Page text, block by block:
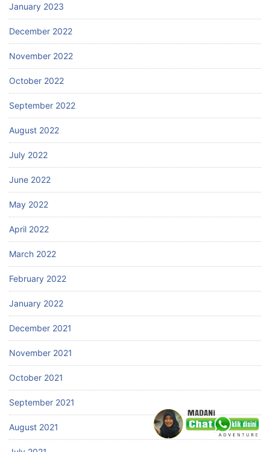
January 2023
December 2022
November 2022
October 2022
September 2022
August 2022
July 2022
June 2022
May 2022
April 2022
March 2022
February 2022
January 2022
December 2021
November 2021
October 2021
September 2021
August 2021